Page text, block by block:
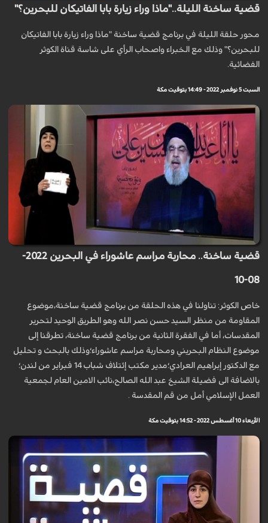
قضية ساخنة الليلة.."ماذا وراء زيارة بابا الفاتيكان للبحرين؟"
محور حلقة الليلة في برنامج قضية ساخنة "ماذا وراء زيارة بابا الفاتيكان
للبحرين؟" وذلك مع الخبراء واصحاب الرأي على شاسة قناة الكوثر
الفضائية.
السبت 5 نوفمبر 2022 - 14:49 بتوقيت مكة
قضية ساخنة.. محاربة مراسم عاشوراء في البحرين 2022-
08-10
خاص الكوثر: تناولنا في هذه الحلقة من برنامج قضية ساخنة،موضوع
المقاومة من منظر السيد حسن نصر الله وهو الطريق الوحيد لتحرير
المقدسات، أﻣﺎ في الفقرة الثانية من برنامج قضية ساخنة، تطرقنا إلى
موضوع النظام البحريني ومحاربة مراسم عاشوراء؛وذلك بالبحث و تحليل
مع الدكتور إبراهيم العرادي؛مدير مكتب إئتلاف شباب 14 فبراير من لندن؛
بالاضافة الى فضيلة الشيخ عبد الله الصالح،نائب الامين العام لجمعية
العمل الإسلامي أمل من قم المقدسة .
الأربعاء 10 أغسطس 2022 - 14:52 بتوقيت مكة